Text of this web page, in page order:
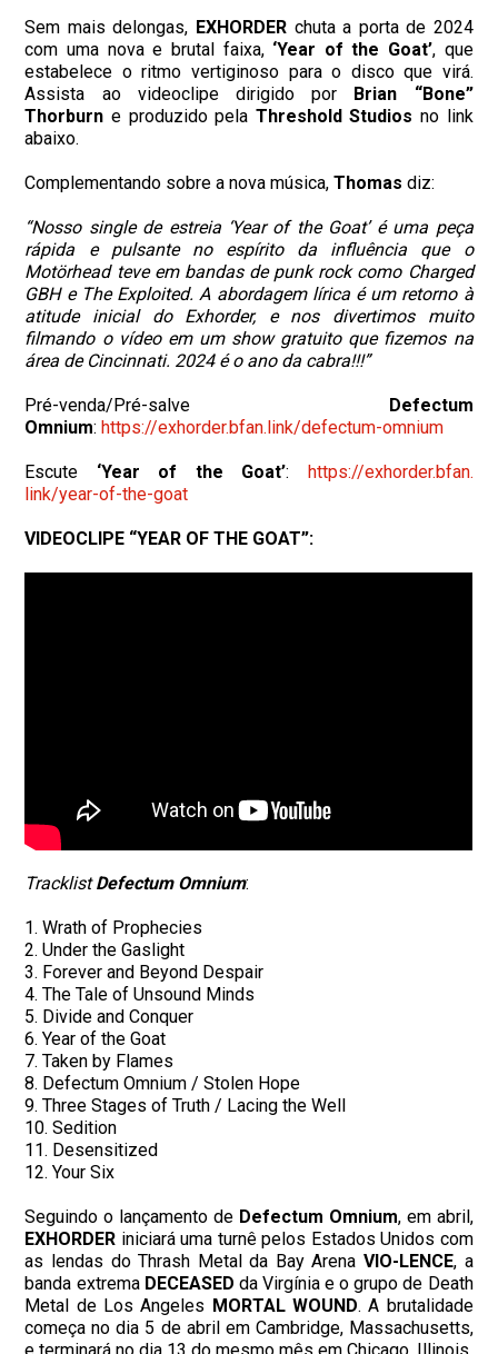
Sem mais delongas, EXHORDERchuta a porta de 2024
com uma nova e brutal faixa, ‘Year of the Goat’, que
estabelece o ritmo vertiginoso para o disco que virá.
Assista ao videoclipe dirigido por
Brian “Bone”
Thorburn e produzido pela Threshold Studios no link
abaixo.
Complementando sobre a nova música,Thomas diz:
“Nosso single de estreia ‘Year of the Goat’ é uma peça
rápida e pulsante no espírito da influência que o
Motörhead teve em bandas de punk rock como Charged
GBH e The Exploited. A abordagem lírica é um retorno à
atitude inicial do Exhorder, e nos divertimos muito
filmando o vídeo em um show gratuito que fizemos na
área de Cincinnati. 2024 é o ano da cabra!!!”
Pré-venda/Pré-salve
Defectum
Omnium: https://exhorder.bfan. link/defectum-omnium
Escute ‘Year of the Goat’:
https://exhorder.bfan.
link/year-of-the-goat
VIDEOCLIPE “YEAR OF THE GOAT”:
TracklistDefectum Omnium:
1. Wrath of Prophecies
2. Under the Gaslight
3. Forever and Beyond Despair
4. The Tale of Unsound Minds
5. Divide and Conquer
6. Year of the Goat
7. Taken by Flames
8. Defectum Omnium / Stolen Hope
9. Three Stages of Truth / Lacing the Well
10. Sedition
11. Desensitized
12. Your Six
Seguindo o lançamento de Defectum Omnium, em abril,
EXHORDER iniciará uma turnê pelos Estados Unidos com
as lendas do Thrash Metal da Bay ArenaVIO-LENCE, a
banda extrema DECEASED da Virgínia e o grupo de Death
Metal de Los Angeles MORTAL WOUND. A brutalidade
começa no dia 5 de abril em Cambridge, Massachusetts,